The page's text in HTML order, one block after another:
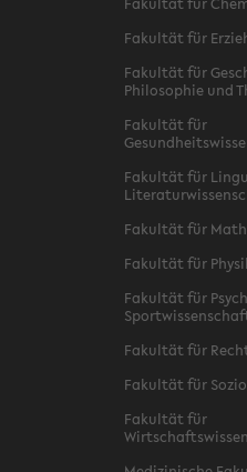
Fakultät für
Fakultät für
Philosophie und
Fakultät für
Fakultät für
Fakultät für
Fakultät für
Fakultät für
Fakultät für
Fakultät für
Fakultät für